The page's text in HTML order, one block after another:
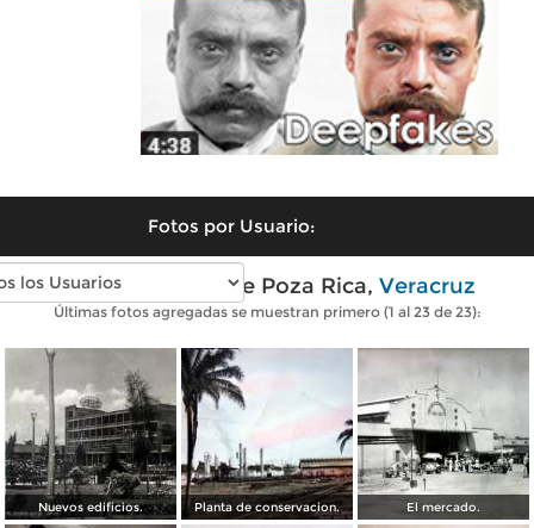
Fotos por Usuario:
Fotos antiguas de Poza Rica, Veracruz
Últimas fotos agregadas se muestran primero (1 al 23 de 23):
Nuevos edificios. Planta de conservacion. El mercado.